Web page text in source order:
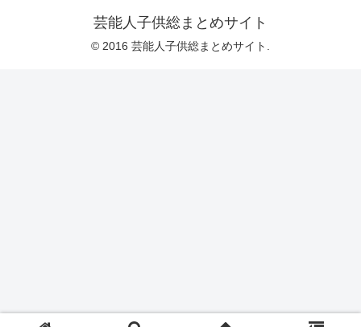
芸能人子供総まとめサイト
© 2016 芸能人子供総まとめサイト.